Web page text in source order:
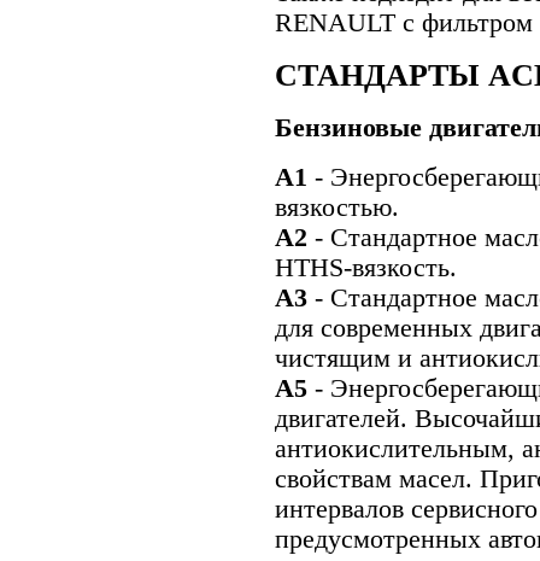
RENAULT с
СТАНДАРТЫ
Бензиновые
A1 -
вязкостью.
А2 - Стандартное
HTHS-вязкость.
A3 - Стандартное
для современных
чистящим и
А5 -
двигателей.
антиокислительным,
свойствам масел.
интервалов
предусмотренных